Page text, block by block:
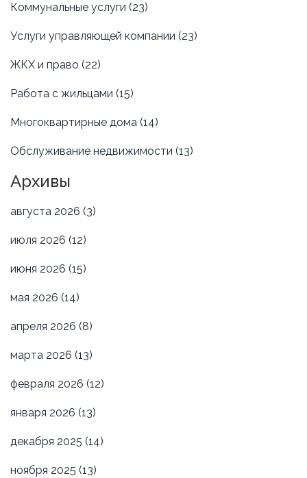
Коммунальные услуги (23)
Услуги управляющей компании (23)
ЖКХ и право (22)
Работа с жильцами (15)
Многоквартирные дома (14)
Обслуживание недвижимости (13)
Архивы
августа 2026 (3)
июля 2026 (12)
июня 2026 (15)
мая 2026 (14)
апреля 2026 (8)
марта 2026 (13)
февраля 2026 (12)
января 2026 (13)
декабря 2025 (14)
ноября 2025 (13)